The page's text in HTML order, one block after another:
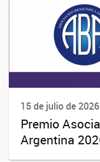
15 de julio de 2026
Premio
Argentina